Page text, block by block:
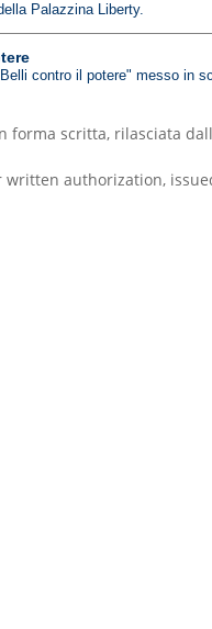
Palazzina Liberty.
contro il potere" messo in
scritta, rilasciata
authorization, issued